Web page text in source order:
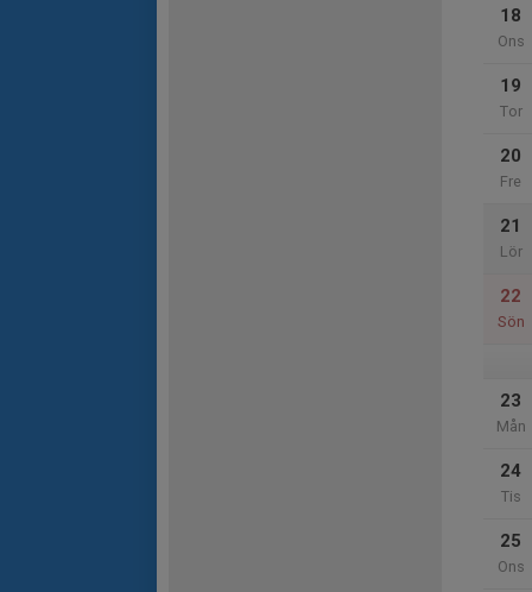
18
Ons
19
Tor
20
Fre
21
Lör
22
Sön
23
Mån
24
Tis
25
Ons